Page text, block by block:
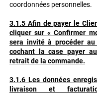
coordonnées personnelles.
3.1.5 Afin de payer le
cliquer sur « Confirmer
sera invité à procéder
cochant la case payer
retrait de la commande.
3.1.6 Les données
livraison et